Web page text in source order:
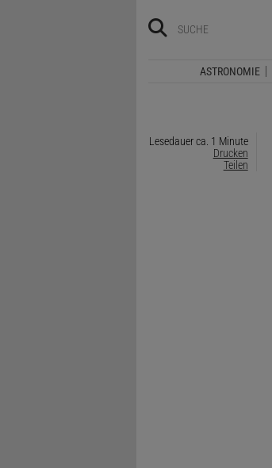
ASTRONOMIE
Lesedauer ca. 1 Minute
Drucken
Teilen